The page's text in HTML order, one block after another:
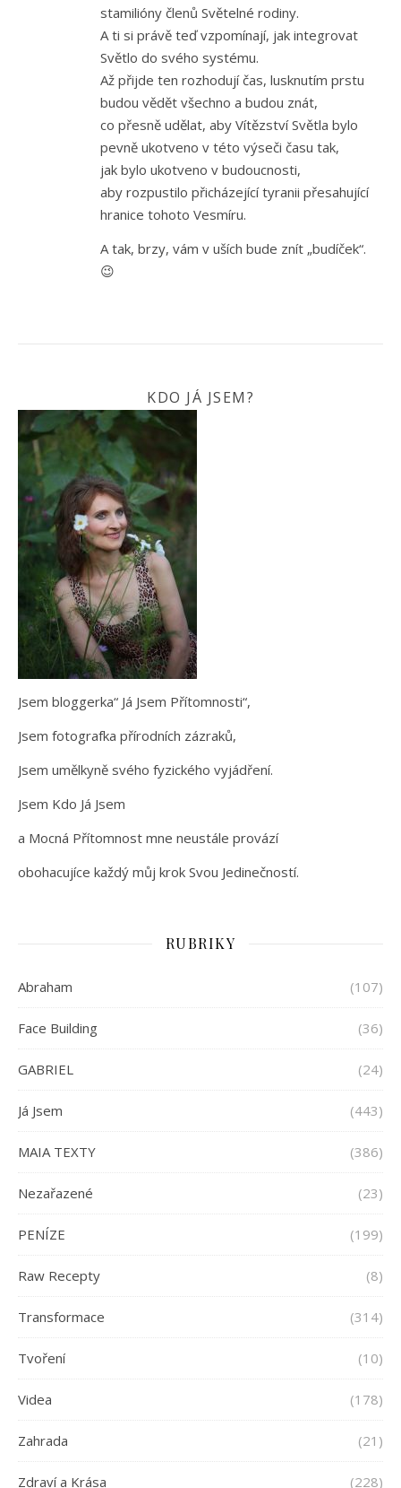
stamilióny členů Světelné rodiny.
A ti si právě teď vzpomínají, jak integrovat
Světlo do svého systému.
Až přijde ten rozhodují čas, lusknutím prstu
budou vědět všechno a budou znát,
co přesně udělat, aby Vítězství Světla bylo
pevně ukotveno v této výseči času tak,
jak bylo ukotveno v budoucnosti,
aby rozpustilo přicházející tyranii přesahující
hranice tohoto Vesmíru.
A tak, brzy, vám v uších bude znít „budíček“.
😉
KDO JÁ JSEM?
Jsem bloggerka“ Já Jsem Přítomnosti“,
Jsem fotografka přírodních zázraků,
Jsem umělkyně svého fyzického vyjádření.
Jsem Kdo Já Jsem
a Mocná Přítomnost mne neustále provází
obohacujíce každý můj krok Svou Jedinečností.
RUBRIKY
Abraham (107)
Face Building (36)
GABRIEL (24)
Já Jsem (443)
MAIA TEXTY (386)
Nezařazené (23)
PENÍZE (199)
Raw Recepty (8)
Transformace (314)
Tvoření (10)
Videa (178)
Zahrada (21)
Zdraví a Krása (228)